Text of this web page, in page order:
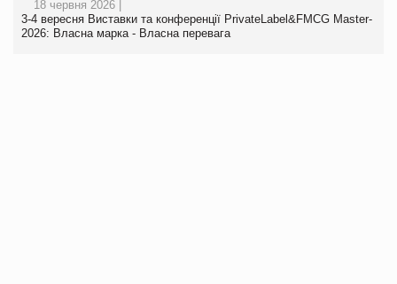
18 червня 2026 |
3-4 вересня Виставки та конференції PrivateLabel&FMCG Master-
2026: Власна марка - Власна перевага